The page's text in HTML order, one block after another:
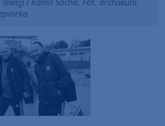
lewej) i Kamil Socha. Fot. archiwum